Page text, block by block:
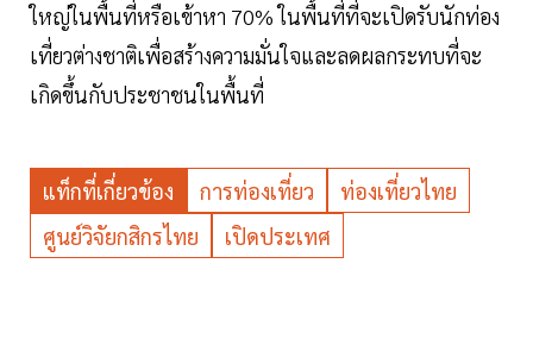
ใหญ่ในพื้นที่หรือเข้าหา 70% ในพื้นที่ที่จะเปิดรับนักท่อง
เที่ยวต่างชาติเพื่อสร้างความมั่นใจและลดผลกระทบที่จะ
เกิดขึ้นกับประชาชนในพื้นที่
แท็กที่เกี่ยวข้อง การท่องเที่ยว
ท่องเที่ยวไทย
ศูนย์วิจัยกสิกรไทย
เปิดประเทศ